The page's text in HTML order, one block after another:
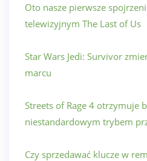
Oto nasze pierwsze
telewizyjnym The Last of Us
Star Wars Jedi: Survivor
marcu
Streets of Rage 4 otrzymuje
niestandardowym trybem
Czy sprzedawać klucze w